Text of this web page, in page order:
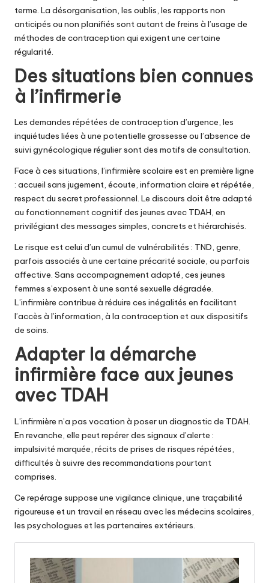
terme. La désorganisation, les oublis, les rapports non
anticipés ou non planifiés sont autant de freins à l’usage de
méthodes de contraception qui exigent une certaine
régularité.
Des situations bien connues
à l’infirmerie
Les demandes répétées de contraception d’urgence, les
inquiétudes liées à une potentielle grossesse ou l’absence de
suivi gynécologique régulier sont des motifs de consultation.
Face à ces situations, l’infirmière scolaire est en première ligne
: accueil sans jugement, écoute, information claire et répétée,
respect du secret professionnel. Le discours doit être adapté
au fonctionnement cognitif des jeunes avec TDAH, en
privilégiant des messages simples, concrets et hiérarchisés.
Le risque est celui d’un cumul de vulnérabilités : TND, genre,
parfois associés à une certaine précarité sociale, ou parfois
affective. Sans accompagnement adapté, ces jeunes
femmes s’exposent à une santé sexuelle dégradée.
L’infirmière contribue à réduire ces inégalités en facilitant
l’accès à l’information, à la contraception et aux dispositifs
de soins.
Adapter la démarche
infirmière face aux jeunes
avec TDAH
L’infirmière n’a pas vocation à poser un diagnostic de TDAH.
En revanche, elle peut repérer des signaux d’alerte :
impulsivité marquée, récits de prises de risques répétées,
difficultés à suivre des recommandations pourtant
comprises.
Ce repérage suppose une vigilance clinique, une traçabilité
rigoureuse et un travail en réseau avec les médecins scolaires,
les psychologues et les partenaires extérieurs.